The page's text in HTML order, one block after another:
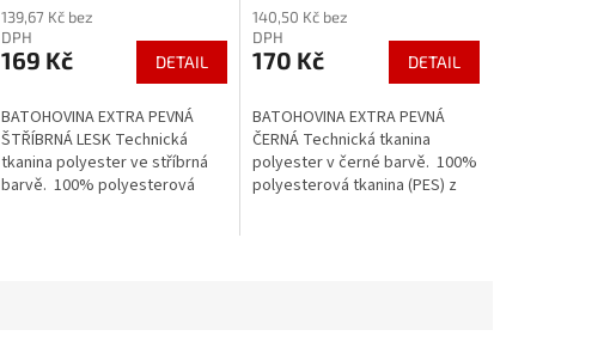
produktu
je
5,0
5
hvězdiček.
139,67 Kč bez
DPH
169 Kč DETAIL
BATOHOVINA EXTRA PEVNÁ
ŠTŘÍBRNÁ LESK Technická
tkanina polyester ve stříbrná
barvě. 100% polyesterová
produktu
je
3,8
5
hvězdiček.
140,50 Kč bez
DPH
170 Kč DETAIL
BATOHOVINA EXTRA PEVNÁ
ČERNÁ Technická tkanina
polyester v černé barvě. 100%
polyesterová tkanina (PES) z